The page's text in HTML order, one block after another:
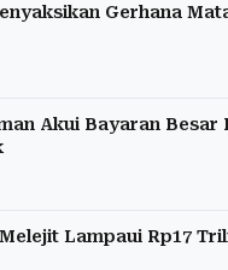
Gerhana
Akui Bayaran Besar
Lampaui Rp17